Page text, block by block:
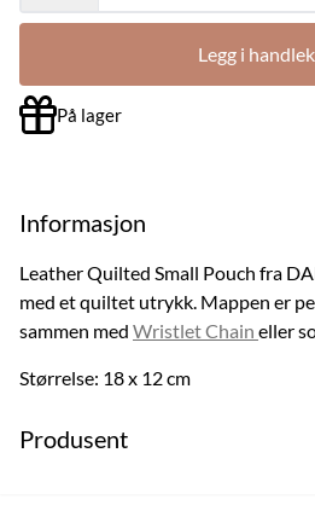
Legg i
På lager
Informasjon
Leather Quilted Small Pouch fra
med et quiltet utrykk. Mappen er
sammen med Wristlet Chain eller
Størrelse: 18 x 12 cm
Produsent